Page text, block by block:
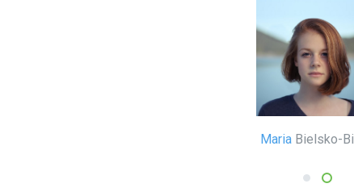
Mariusz Poznań
Maria Bielsko-
1 2